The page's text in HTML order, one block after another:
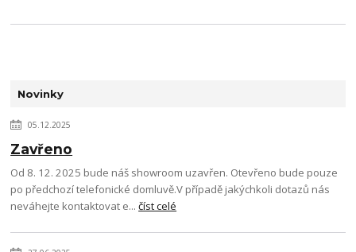
Novinky
05.12.2025
Zavřeno
Od 8. 12. 2025 bude náš showroom uzavřen. Otevřeno bude pouze
po předchozí telefonické domluvě.V případě jakýchkoli dotazů nás
neváhejte kontaktovat e...číst celé